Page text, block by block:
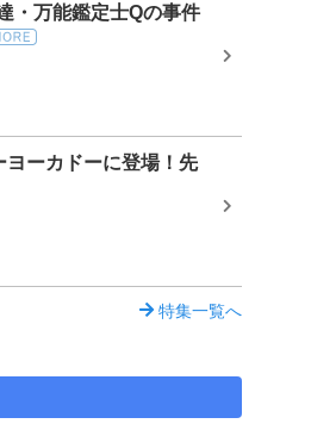
・万能鑑定士Qの事件
ヨーカドーに登場！先
特集一覧へ